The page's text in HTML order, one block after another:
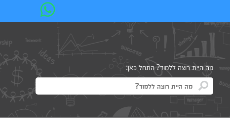
מה היית רוצה ללמוד? התחל כאן: